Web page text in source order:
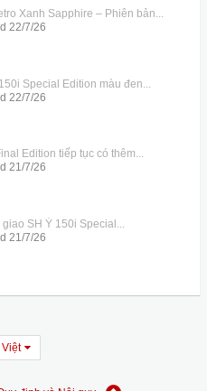
Xanh Sapphire – Phiên bản...
22/7/26
Special Edition màu đen...
22/7/26
Edition tiếp tục có thêm...
21/7/26
SH Ý 150i Special...
21/7/26